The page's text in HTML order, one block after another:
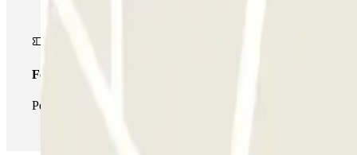
Forfait illimité
Pendant votre séjour, vous pouvez entrer et sortir du parking